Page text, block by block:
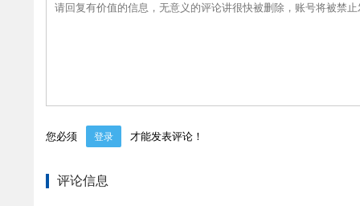
您必须 登录 才能发表评论！
评论信息